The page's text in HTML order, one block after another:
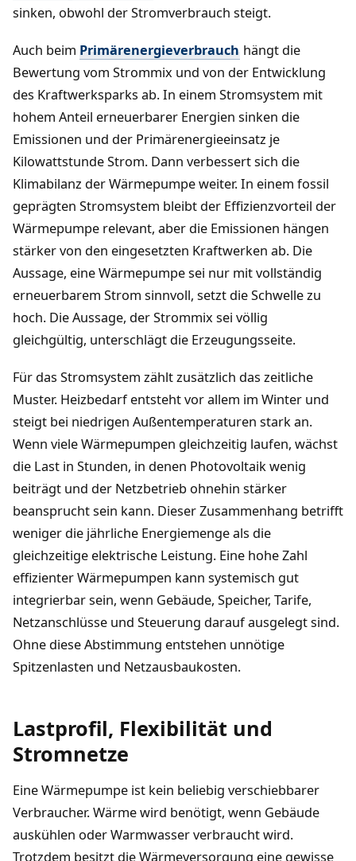
sinken, obwohl der Stromverbrauch steigt.
Auch beim Primärenergieverbrauch hängt die
Bewertung vom Strommix und von der Entwicklung
des Kraftwerksparks ab. In einem Stromsystem mit
hohem Anteil erneuerbarer Energien sinken die
Emissionen und der Primärenergieeinsatz je
Kilowattstunde Strom. Dann verbessert sich die
Klimabilanz der Wärmepumpe weiter. In einem fossil
geprägten Stromsystem bleibt der Effizienzvorteil der
Wärmepumpe relevant, aber die Emissionen hängen
stärker von den eingesetzten Kraftwerken ab. Die
Aussage, eine Wärmepumpe sei nur mit vollständig
erneuerbarem Strom sinnvoll, setzt die Schwelle zu
hoch. Die Aussage, der Strommix sei völlig
gleichgültig, unterschlägt die Erzeugungsseite.
Für das Stromsystem zählt zusätzlich das zeitliche
Muster. Heizbedarf entsteht vor allem im Winter und
steigt bei niedrigen Außentemperaturen stark an.
Wenn viele Wärmepumpen gleichzeitig laufen, wächst
die Last in Stunden, in denen Photovoltaik wenig
beiträgt und der Netzbetrieb ohnehin stärker
beansprucht sein kann. Dieser Zusammenhang betrifft
weniger die jährliche Energiemenge als die
gleichzeitige elektrische Leistung. Eine hohe Zahl
effizienter Wärmepumpen kann systemisch gut
integrierbar sein, wenn Gebäude, Speicher, Tarife,
Netzanschlüsse und Steuerung darauf ausgelegt sind.
Ohne diese Abstimmung entstehen unnötige
Spitzenlasten und Netzausbaukosten.
Lastprofil, Flexibilität und
Stromnetze
Eine Wärmepumpe ist kein beliebig verschiebbarer
Verbraucher. Wärme wird benötigt, wenn Gebäude
auskühlen oder Warmwasser verbraucht wird.
Trotzdem besitzt die Wärmeversorgung eine gewisse